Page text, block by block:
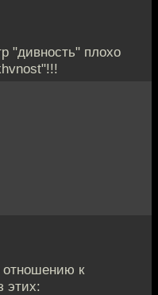
"дивность" плохо
к
этих: